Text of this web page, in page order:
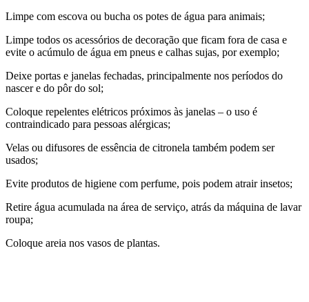
Limpe com escova ou bucha os potes de água para animais;
Limpe todos os acessórios de decoração que ficam fora de casa e
evite o acúmulo de água em pneus e calhas sujas, por exemplo;
Deixe portas e janelas fechadas, principalmente nos períodos do
nascer e do pôr do sol;
Coloque repelentes elétricos próximos às janelas – o uso é
contraindicado para pessoas alérgicas;
Velas ou difusores de essência de citronela também podem ser
usados;
Evite produtos de higiene com perfume, pois podem atrair insetos;
Retire água acumulada na área de serviço, atrás da máquina de lavar
roupa;
Coloque areia nos vasos de plantas.